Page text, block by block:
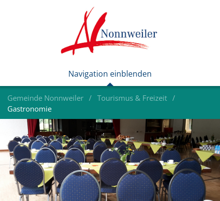
Gemeinde Nonnweiler
Tourismus & Freizeit
Gastronomie